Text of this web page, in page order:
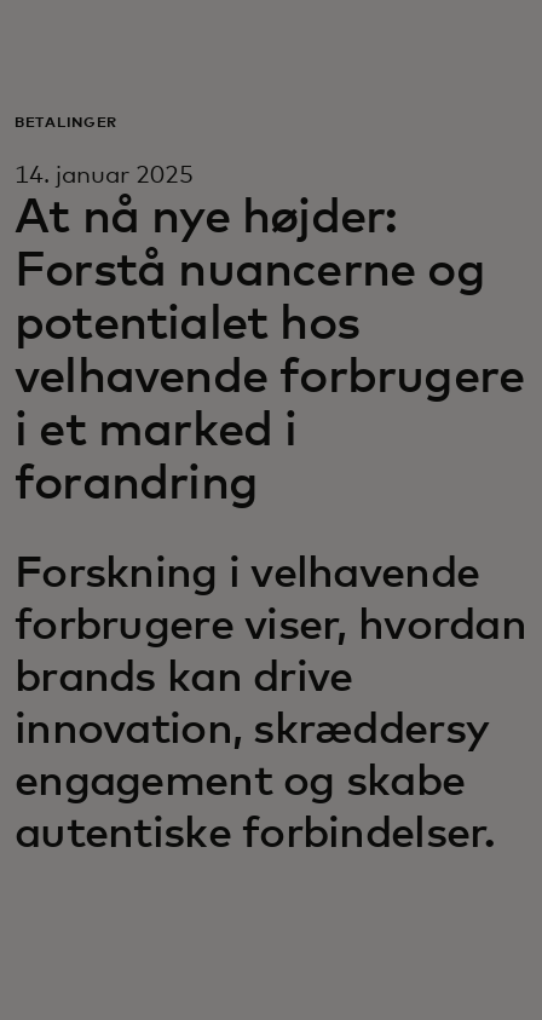
Til virksomheder
Til hele verden
Til innovatører
Nyheder og trends
BETALINGER
14. januar 2025
At nå nye højder:
Forstå nuancerne og
potentialet hos
velhavende forbrugere
i et marked i
forandring
Forskning i velhavende
forbrugere viser, hvordan
brands kan drive
innovation, skræddersy
engagement og skabe
autentiske forbindelser.